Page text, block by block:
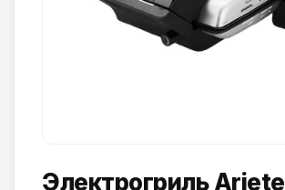
Электрогриль Ariete